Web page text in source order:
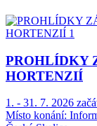
PROHLÍDKY
HORTENZIÍ
1. - 31. 7. 2026
Místo konání: